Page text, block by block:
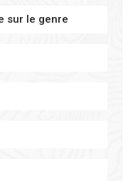
sur le genre